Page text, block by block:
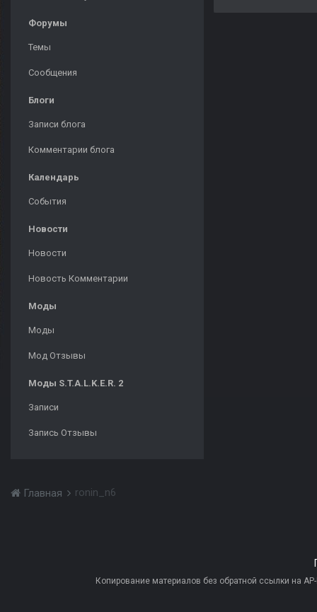
Форумы
Темы
Сообщения
Блоги
Записи блога
Комментарии блога
Календарь
События
Новости
Новости
Новость Комментарии
Моды
Моды
Мод Отзывы
Моды S.T.A.L.K.E.R. 2
Записи
Запись Отзывы
Главная ronin_n6
Копирование материалов без обратной ссылки на